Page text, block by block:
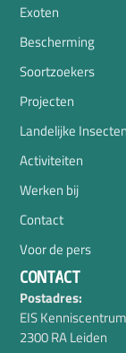
Exoten
Bescherming
Soortzoekers
Projecten
Landelijke
Activiteiten
Werken bij
Contact
Voor de pers
CONTACT
Postadres:
EIS
2300 RA Leiden